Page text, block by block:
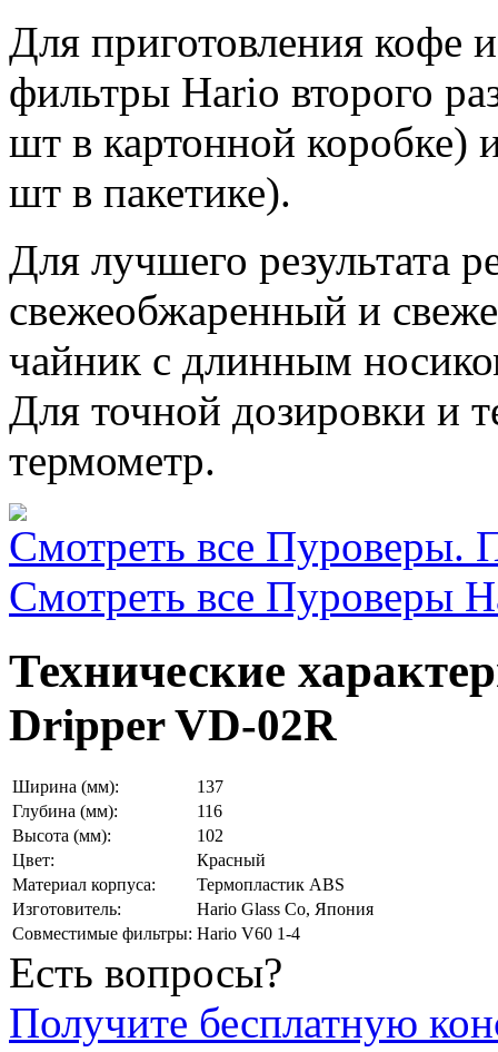
Для приготовления кофе
фильтры Hario второго
шт в картонной коробке)
шт в пакетике).
Для лучшего результата
свежеобжаренный и
чайник с длинным
Для точной дозировки и
термометр.
Смотреть все Пуроверы.
Смотреть все Пуроверы
Технические
Dripper VD-02R
Ширина (мм):
137
Глубина (мм):
116
Высота (мм):
102
Цвет:
Красный
Материал корпуса:
Термопластик ABS
Изготовитель:
Hario Glass Co, Япония
Совместимые фильтры: Hario V60 1-4
Есть вопросы?
Получите бесплатную